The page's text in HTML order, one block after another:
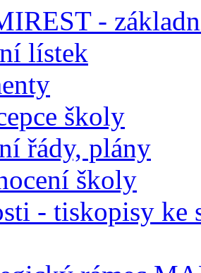
-
lístek
školy
řády, plány
školy
- tiskopisy ke